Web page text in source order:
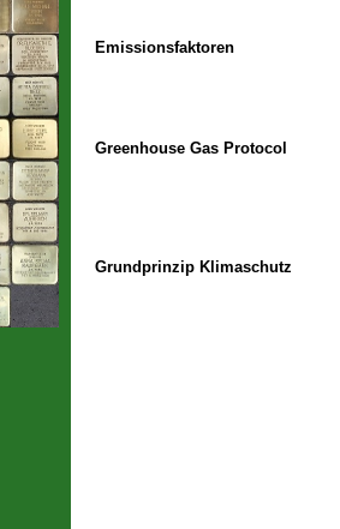
Emissionsfaktoren
Greenhouse Gas Protocol
Grundprinzip Klimaschutz